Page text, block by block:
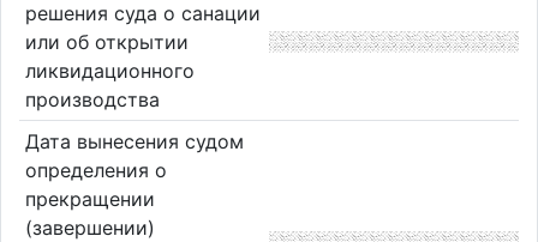
решения суда о санации
или об открытии
ликвидационного
производства
Дата вынесения судом
определения о
прекращении
(завершении)